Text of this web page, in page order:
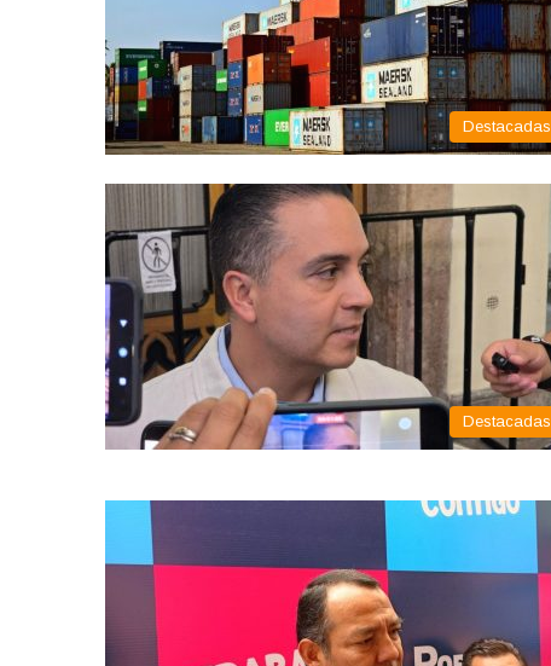
Destacadas
Destacadas